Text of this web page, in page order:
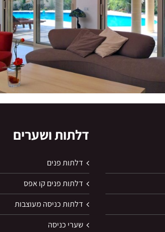
דלתות ושערים
דלתות פנים
דלתות פנים קו אפס
דלתות כניסה מעוצבות
שערי כניסה